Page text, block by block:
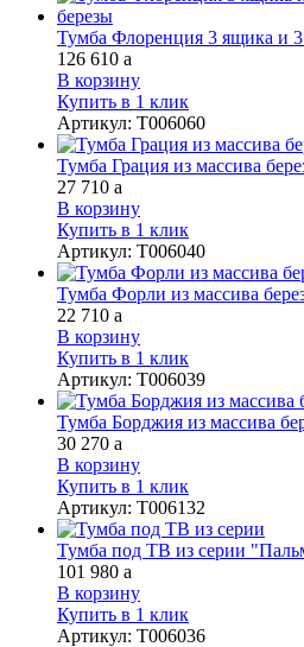
Тумба Флоренция 3 ящика и 3
126 610 a
В корзину
Купить в 1 клик
Артикул: Т006060
Тумба Грация из массива
27 710 a
В корзину
Купить в 1 клик
Артикул: Т006040
Тумба Форли из массива
22 710 a
В корзину
Купить в 1 клик
Артикул: Т006039
Тумба Борджия из массива
30 270 a
В корзину
Купить в 1 клик
Артикул: Т006132
Тумба под ТВ из серии
101 980 a
В корзину
Купить в 1 клик
Артикул: Т006036